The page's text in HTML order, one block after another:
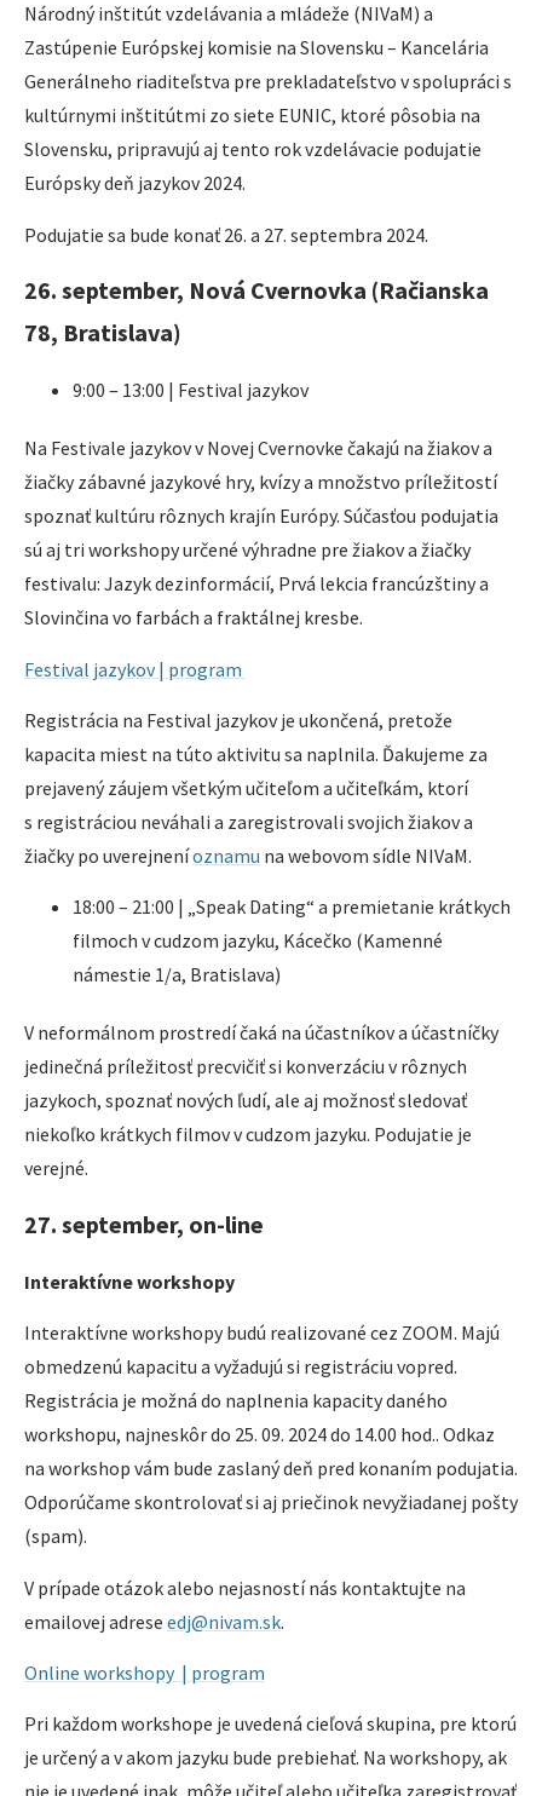
Národný inštitút vzdelávania a mládeže (NIVaM) a
Zastúpenie Európskej komisie na Slovensku – Kancelária
Generálneho riaditeľstva pre prekladateľstvo v spolupráci s
kultúrnymi inštitútmi zo siete EUNIC, ktoré pôsobia na
Slovensku, pripravujú aj tento rok vzdelávacie podujatie
Európsky deň jazykov 2024.
Podujatie sa bude konať 26. a 27. septembra 2024.
26. september, Nová Cvernovka (Račianska
78, Bratislava)
9:00 – 13:00 | Festival jazykov
Na Festivale jazykov v Novej Cvernovke čakajú na žiakov a
žiačky zábavné jazykové hry, kvízy a množstvo príležitostí
spoznať kultúru rôznych krajín Európy. Súčasťou podujatia
sú aj tri workshopy určené výhradne pre žiakov a žiačky
festivalu: Jazyk dezinformácií, Prvá lekcia francúzštiny a
Slovinčina vo farbách a fraktálnej kresbe.
Festival jazykov | program
Registrácia na Festival jazykov je ukončená, pretože
kapacita miest na túto aktivitu sa naplnila. Ďakujeme za
prejavený záujem všetkým učiteľom a učiteľkám, ktorí
s registráciou neváhali a zaregistrovali svojich žiakov a
žiačky po uverejneníoznamu na webovom sídle NIVaM.
18:00 – 21:00 | „Speak Dating“ a premietanie krátkych
filmoch v cudzom jazyku, Kácečko (Kamenné
námestie 1/a, Bratislava)
V neformálnom prostredí čaká na účastníkov a účastníčky
jedinečná príležitosť precvičiť si konverzáciu v rôznych
jazykoch, spoznať nových ľudí, ale aj možnosť sledovať
niekoľko krátkych filmov v cudzom jazyku. Podujatie je
verejné.
27. september, on-line
Interaktívne workshopy
Interaktívne workshopy budú realizované cez ZOOM. Majú
obmedzenú kapacitu a vyžadujú si registráciu vopred.
Registrácia je možná do naplnenia kapacity daného
workshopu, najneskôr do 25. 09. 2024 do 14.00 hod.. Odkaz
na workshop vám bude zaslaný deň pred konaním podujatia.
Odporúčame skontrolovať si aj priečinok nevyžiadanej pošty
(spam).
V prípade otázok alebo nejasností nás kontaktujte na
emailovej adrese edj@nivam.sk.
Online workshopy | program
Pri každom workshope je uvedená cieľová skupina, pre ktorú
je určený a v akom jazyku bude prebiehať. Na workshopy, ak